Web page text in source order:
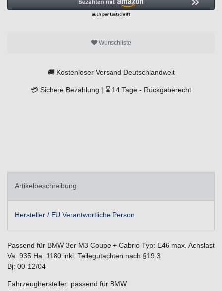
Wunschliste
🚚 Kostenloser Versand Deutschlandweit
💳 Sichere Bezahlung | ⌛ 14 Tage - Rückgaberecht
Artikelbeschreibung
Hersteller / EU Verantwortliche Person
Passend für BMW 3er M3 Coupe + Cabrio Typ: E46 max. Achslast
Va: 935 Ha: 1180 inkl. Teilegutachten nach §19.3
Bj: 00-12/04
Fahrzeughersteller: passend für BMW